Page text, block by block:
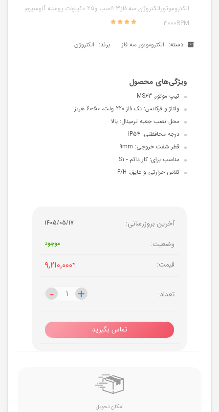
الکتروموتورالکتروژن سه فاز1.3اسب و0.25کیلوات پوسته آلومنیوم
3000RPM
دسته: الکتروموتور سه فاز برند: الکتروژن
تیپ موتور: MS63
ولتاژ و فرکانس: نک فاز 220 ولت، 50-60 هرتز
محل نصب جعبه ترمینال: بالا
درجه محافظتی: IP54
قطر شفت خروجی: 9mm
مناسب برای: کار دائم - S1
کلاس حرارتی و عایق: F/H
آخرین بروزرسانی: 1405/05/17
وضعیت: موجود
قیمت: 9,210,0000
تعداد: +
- +
-
تماس بگیرید
امکان تحویل